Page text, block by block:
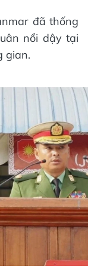
đã thống
nổi dậy tại
gian.